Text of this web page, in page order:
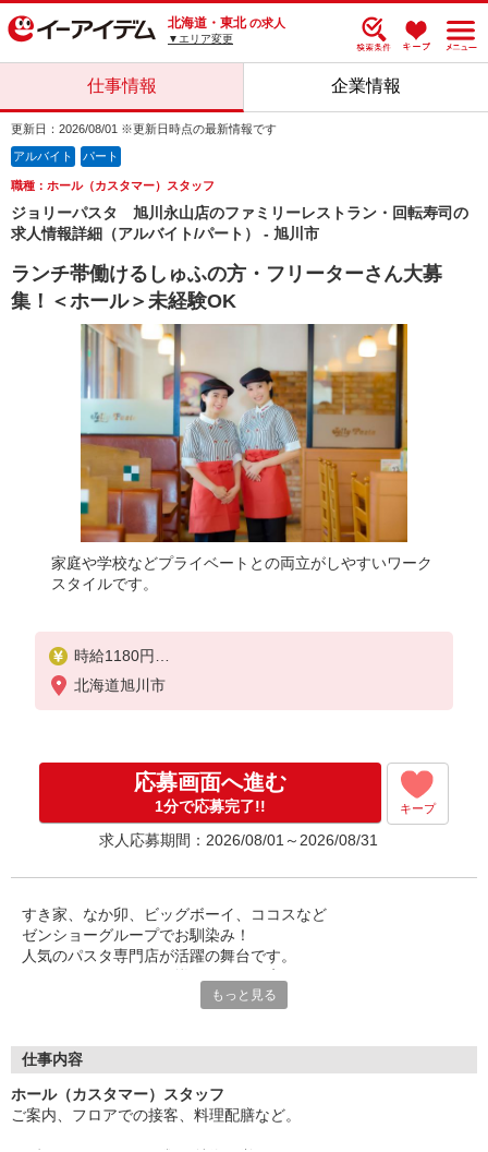
北海道・東北 の求人
▼エリア変更
仕事情報 企業情報
更新日：2026/08/01 ※更新日時点の最新情報です
アルバイト パート
職種：ホール（カスタマー）スタッフ
ジョリーパスタ 旭川永山店のファミリーレストラン・回転寿司の
求人情報詳細（アルバイト/パート） - 旭川市
ランチ帯働けるしゅふの方・フリーターさん大募
集！＜ホール＞未経験OK
家庭や学校などプライベートとの両立がしやすいワーク
スタイルです。
時給1180円
※22:00以降は時給1475円
※高校生時給1100円
■土日・祝手当
土日・祝は時給＋50円
北海道旭川市
応募画面へ進む
1分で応募完了!! キープ
求人応募期間：2026/08/01～2026/08/31
すき家、なか卯、ビッグボーイ、ココスなど
ゼンショーグループでお馴染み！
人気のパスタ専門店が活躍の舞台です。
お客様に美味しさを提供しませんか？
接客が好きな方にピッタリ◎
就活に活かせるかもしれませんよ？
「やってみたい！」
もっと見る
仕事内容
ホール（カスタマー）スタッフ
ご案内、フロアでの接客、料理配膳など。